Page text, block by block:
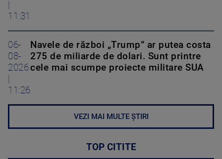
11:31
06-
08-
2026
11:26
Navele de război „Trump” ar putea costa
275 de miliarde de dolari. Sunt printre
cele mai scumpe proiecte militare SUA
VEZI MAI MULTE ȘTIRI
TOP CITITE